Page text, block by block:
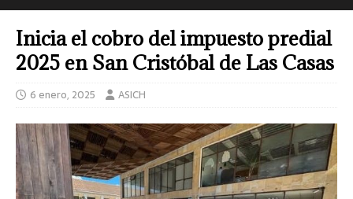
Inicia el cobro del impuesto predial
2025 en San Cristóbal de Las Casas
6 enero, 2025 ASICH